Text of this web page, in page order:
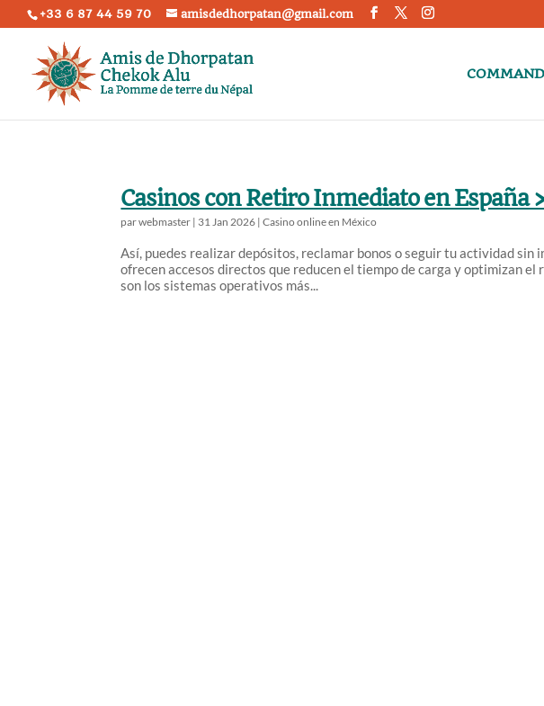
+33 6 87 44 59 70 amisdedhorpatan@gmail.com
Casinos con Retiro Inmediato en
parwebmaster | 31 Jan 2026 |Casino online en México
Así, puedes realizar depósitos, reclamar bonos o seguir tu actividad
ofrecen accesos directos que reducen el tiempo de carga y optimizan el
son los sistemas operativos más...